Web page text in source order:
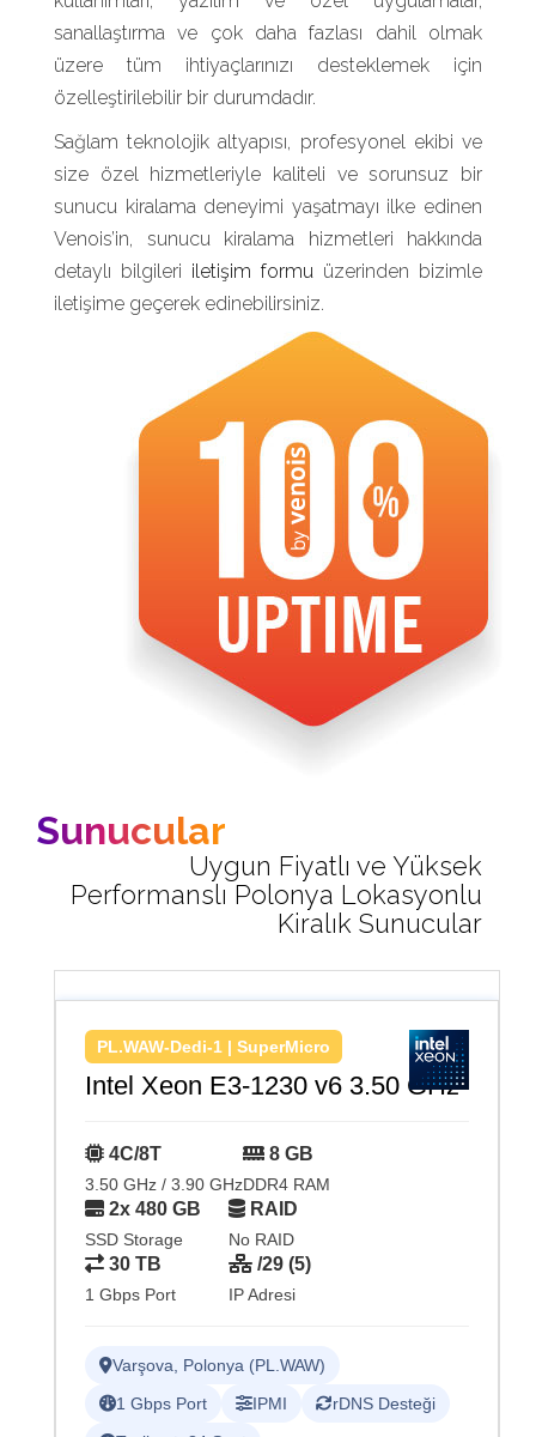
sanallaştırma ve çok daha fazlası dahil olmak
üzere tüm ihtiyaçlarınızı desteklemek için
özelleştirilebilir bir durumdadır.
Sağlam teknolojik altyapısı, profesyonel ekibi ve
size özel hizmetleriyle kaliteli ve sorunsuz bir
sunucu kiralama deneyimi yaşatmayı ilke edinen
Venois’in, sunucu kiralama hizmetleri hakkında
detaylı bilgileri iletişim formu üzerinden bizimle
iletişime geçerek edinebilirsiniz.
Sunucular
Uygun Fiyatlı ve Yüksek
Performanslı Polonya Lokasyonlu
Kiralık Sunucular
PL.WAW-Dedi-1 | SuperMicro
Intel Xeon E3-1230 v6 3.50 GHz
4C/8T
3.50 GHz / 3.90 GHz
8 GB
DDR4 RAM
2x 480 GB
SSD Storage
RAID
No RAID
30 TB
1 Gbps Port
/29 (5)
IP Adresi
Varşova, Polonya (PL.WAW)
1 Gbps Port
IPMI
rDNS Desteği